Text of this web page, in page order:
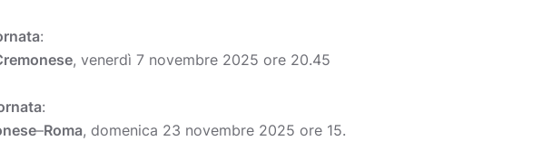
:
, venerdì 7 novembre 2025 ore 20.45
:
–Roma, domenica 23 novembre 2025 ore 15.